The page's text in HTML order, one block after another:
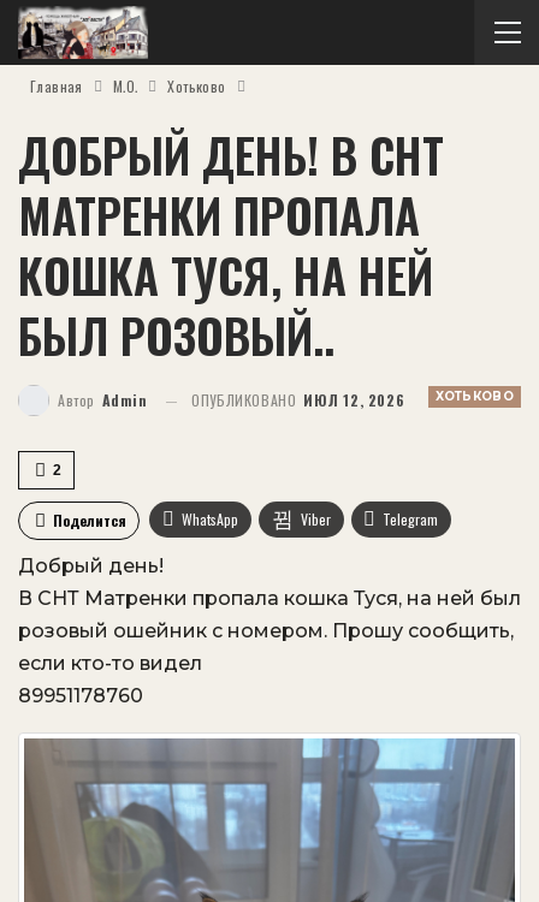
Главная М.О. Хотьково
ДОБРЫЙ ДЕНЬ! В СНТ
МАТРЕНКИ ПРОПАЛА
КОШКА ТУСЯ, НА НЕЙ
БЫЛ РОЗОВЫЙ..
ХОТЬКОВО
Автор Admin ОПУБЛИКОВАНО ИЮЛ 12, 2026
2
Поделится WhatsApp Viber Telegram
Добрый день!
В СНТ Матренки пропала кошка Туся, на ней был
розовый ошейник с номером. Прошу сообщить,
если кто-то видел
89951178760